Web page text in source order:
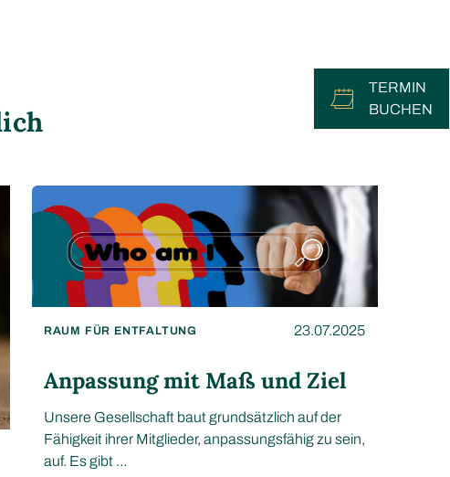
RAUM FÜR ENTFALTUNG 23.07.2025
Anpassung mit Maß und Ziel
Unsere Gesellschaft baut grundsätzlich auf der
Fähigkeit ihrer Mitglieder, anpassungsfähig zu sein,
auf. Es gibt …
TERMIN
BUCHEN